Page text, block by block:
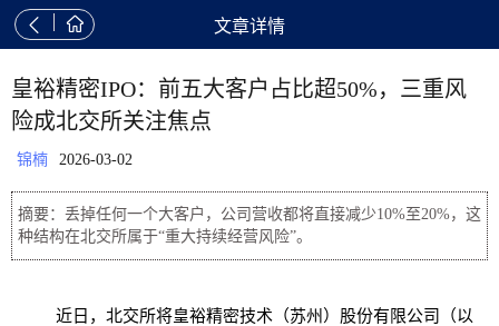
  文章详情
皇裕精密IPO：前五大客户占比超50%，三重风
险成北交所关注焦点
锦楠 2026-03-02
摘要：丢掉任何一个大客户，公司营收都将直接减少10%至20%，这
种结构在北交所属于“重大持续经营风险”。
近日，北交所将皇裕精密技术（苏州）股份有限公司（以